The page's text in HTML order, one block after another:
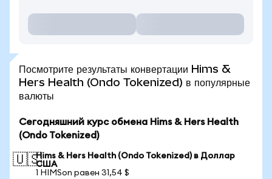
Посмотрите результаты конвертации Hims &
Hers Health (Ondo Tokenized) в популярные
валюты
Сегодняшний курс обмена Hims & Hers Health
(Ondo Tokenized)
🇺🇸Hims & Hers Health (Ondo Tokenized) в Доллар
США
1 HIMSon равен 31,54 $